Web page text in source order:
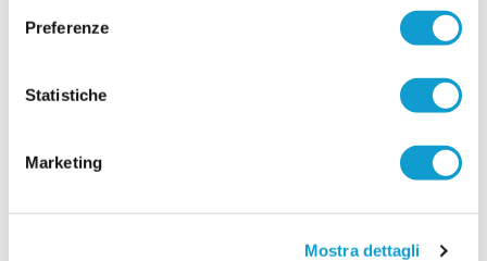
Preferenze
Statistiche
Marketing
Mostra dettagli